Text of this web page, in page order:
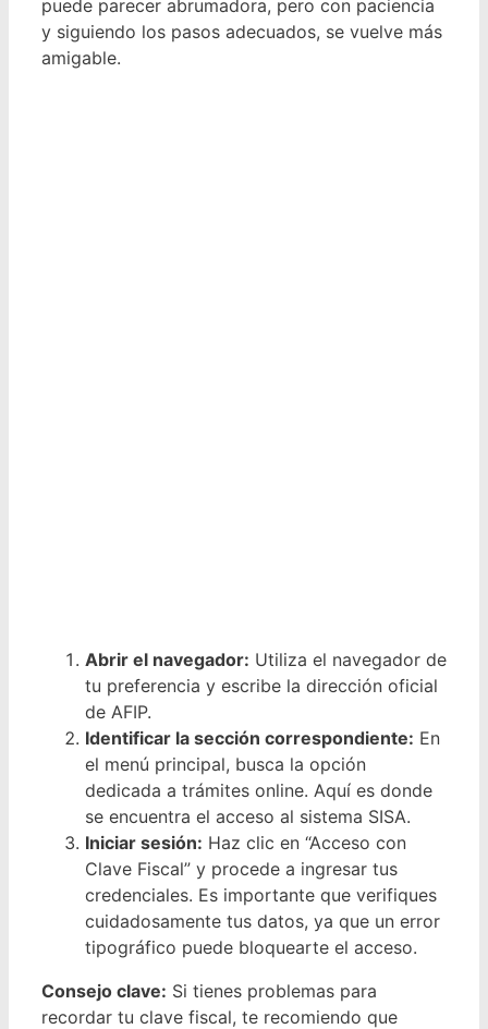
puede parecer abrumadora, pero con paciencia
y siguiendo los pasos adecuados, se vuelve más
amigable.
Abrir el navegador: Utiliza el navegador de
tu preferencia y escribe la dirección oficial
de AFIP.
Identificar la sección correspondiente: En
el menú principal, busca la opción
dedicada a trámites online. Aquí es donde
se encuentra el acceso al sistema SISA.
Iniciar sesión: Haz clic en “Acceso con
Clave Fiscal” y procede a ingresar tus
credenciales. Es importante que verifiques
cuidadosamente tus datos, ya que un error
tipográfico puede bloquearte el acceso.
Consejo clave: Si tienes problemas para
recordar tu clave fiscal, te recomiendo que